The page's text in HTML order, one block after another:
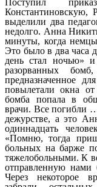
Константиновскую,
выделили два
недолго. Анна
минуты, когда
Это было в два часа
день стал ночью»
разорванных
предназначенное
повылетали окна
бомба попала в
врачи. Все погибли
дежурстве, а это
одиннадцать
«Помню, тогда
больных на барже
тяжелобольными. К
отправленную
Через некоторое